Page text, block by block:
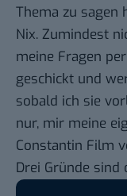
Thema zu sagen
Nix. Zumindest
meine Fragen
geschickt und
sobald ich sie
nur, mir meine
Constantin Film
Drei Gründe sind